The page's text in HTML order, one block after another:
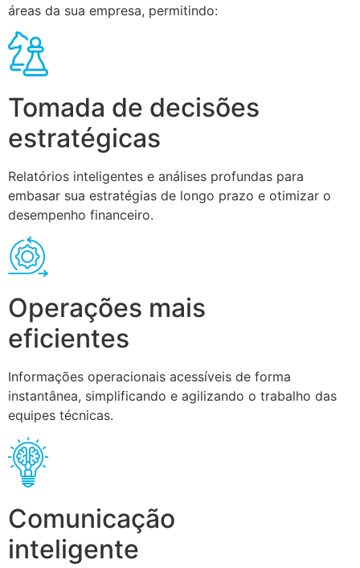
áreas da sua empresa, permitindo:
Tomada de decisões
estratégicas
Relatórios inteligentes e análises profundas para
embasar sua estratégias de longo prazo e otimizar o
desempenho financeiro.
Operações mais
eficientes
Informações operacionais acessíveis de forma
instantânea, simplificando e agilizando o trabalho das
equipes técnicas.
Comunicação
inteligente